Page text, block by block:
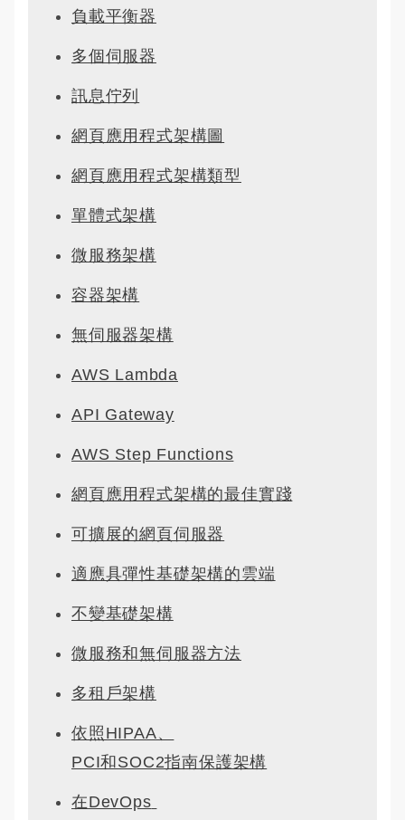
負載平衡器
多個伺服器
訊息佇列
網頁應用程式架構圖
網頁應用程式架構類型
單體式架構
微服務架構
容器架構
無伺服器架構
AWS Lambda
API Gateway
AWS Step Functions
網頁應用程式架構的最佳實踐
可擴展的網頁伺服器
適應具彈性基礎架構的雲端
不變基礎架構
微服務和無伺服器方法
多租戶架構
依照HIPAA、
PCI和SOC2指南保護架構
在DevOps